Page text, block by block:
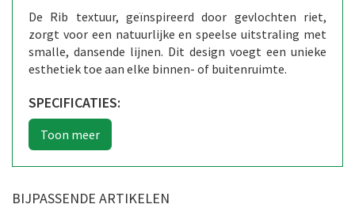
De Rib textuur, geïnspireerd door gevlochten riet,
zorgt voor een natuurlijke en speelse uitstraling met
smalle, dansende lijnen. Dit design voegt een unieke
esthetiek toe aan elke binnen- of buitenruimte.
SPECIFICATIES:
BIJPASSENDE ARTIKELEN